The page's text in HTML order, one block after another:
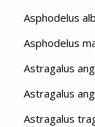
Asphodelus
Asphodelus
Astragalus
Astragalus
Astragalus